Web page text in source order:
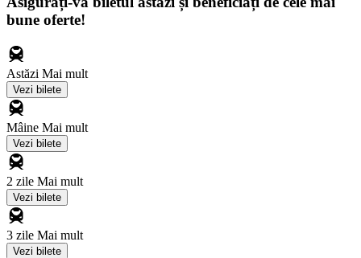
bune oferte!
Astăzi Mai mult
Vezi bilete
Mâine Mai mult
Vezi bilete
2 zile Mai mult
Vezi bilete
3 zile Mai mult
Vezi bilete